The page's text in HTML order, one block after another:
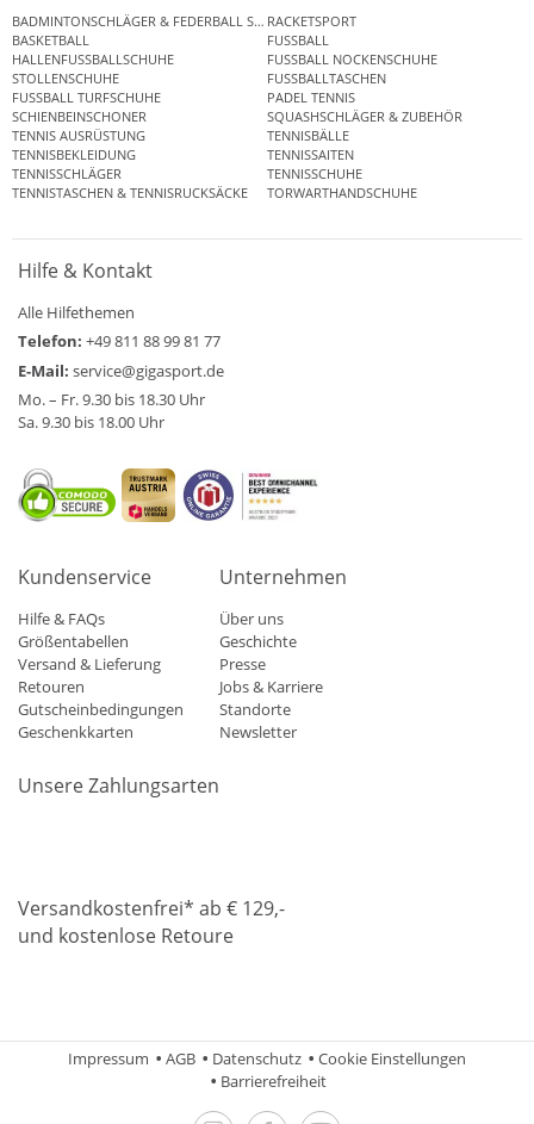
BADMINTONSCHLÄGER & FEDERBALL SETSRACKETSPORT
BASKETBALL
FUSSBALL
HALLENFUSSBALLSCHUHE
FUSSBALL NOCKENSCHUHE
STOLLENSCHUHE
FUSSBALLTASCHEN
FUSSBALL TURFSCHUHE
PADEL TENNIS
SCHIENBEINSCHONER
SQUASHSCHLÄGER & ZUBEHÖR
TENNIS AUSRÜSTUNG
TENNISBÄLLE
TENNISBEKLEIDUNG
TENNISSAITEN
TENNISSCHLÄGER
TENNISSCHUHE
TENNISTASCHEN & TENNISRUCKSÄCKE
TORWARTHANDSCHUHE
Hilfe & Kontakt
Alle Hilfethemen
Telefon: +49 811 88 99 81 77
E-Mail: service@gigasport.de
Mo. – Fr. 9.30 bis 18.30 Uhr
Sa. 9.30 bis 18.00 Uhr
Kundenservice
Hilfe & FAQs
Größentabellen
Versand & Lieferung
Retouren
Gutscheinbedingungen
Geschenkkarten
Unternehmen
Über uns
Geschichte
Presse
Jobs & Karriere
Standorte
Newsletter
Unsere Zahlungsarten
Versandkostenfrei* ab € 129,-
und kostenlose Retoure
Impressum AGB Datenschutz
Cookie Einstellungen
Barrierefreiheit